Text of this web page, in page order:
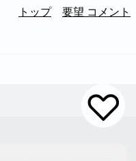
トップ 要望 コメント